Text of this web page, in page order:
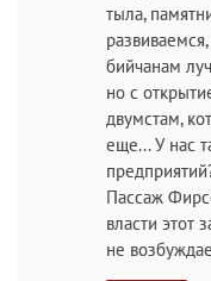
тыла,
бийчанам
но с
двумстам,
еще... У нас
Пассаж
власти этот
не